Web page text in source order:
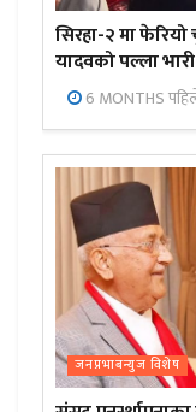
सिरहा-२ मा फेरियो
यादवको पल्ला
6 MONTHS
जनप्रभाबन्युज विशेष